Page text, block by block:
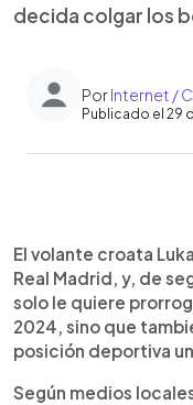
decida colgar los
PorInternet /
Publicado el 29
► Escuchar
El volante croata
Real Madrid, y, de
solo le quiere
2024, sino que
posición deportiva
Según medios